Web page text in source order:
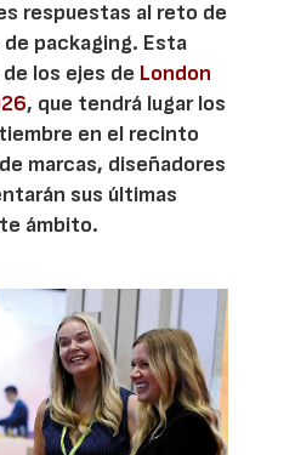
respuestas al reto de
packaging. Esta
los ejes de London
, que tendrá lugar los
en el recinto
marcas, diseñadores
sus últimas
ámbito.